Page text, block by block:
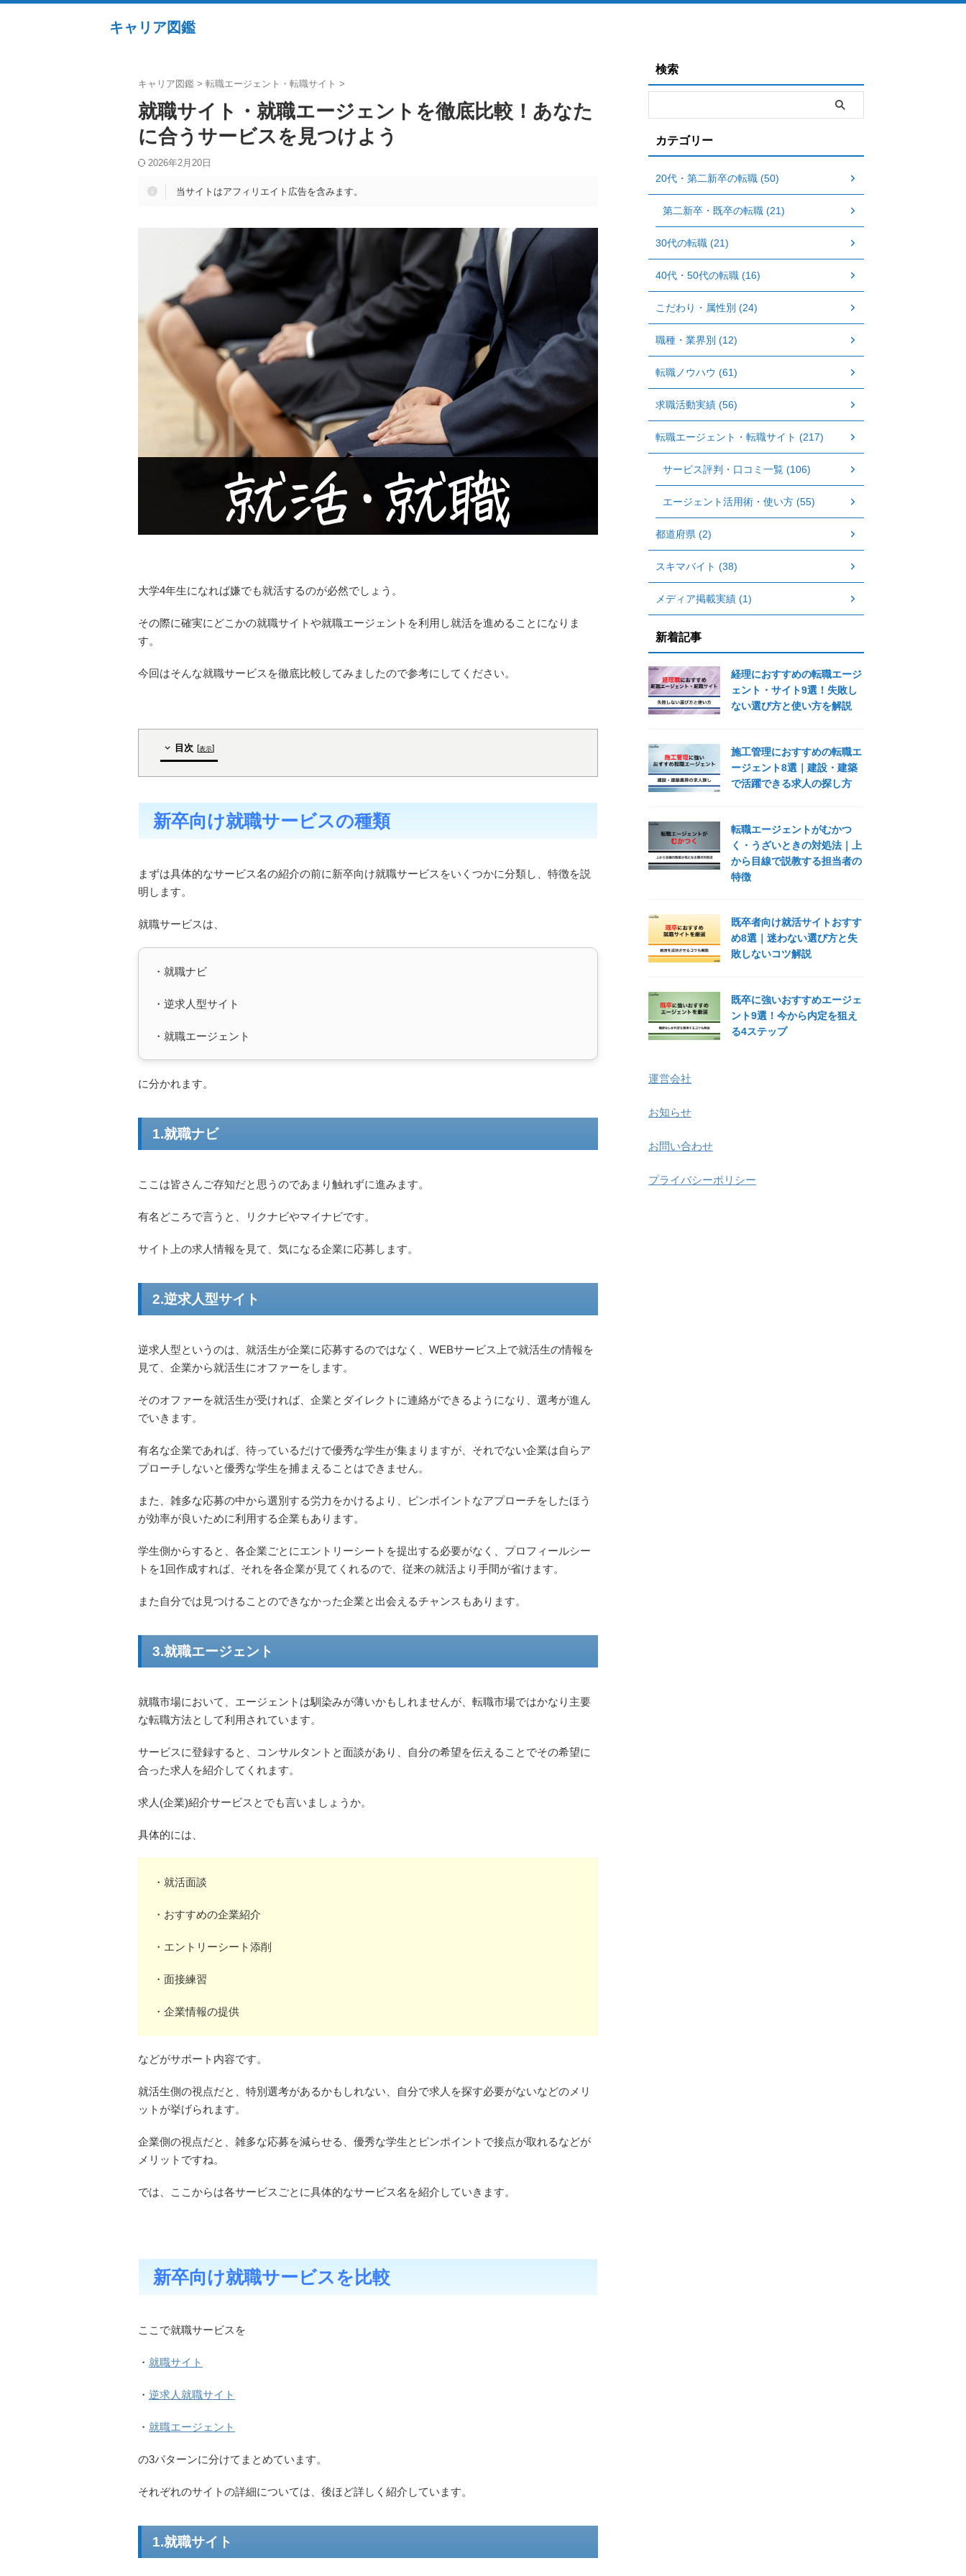
キャリア図鑑
キャリア図鑑 > 転職エージェント・転職サイト >
就職サイト・就職エージェントを徹底比較！あなた
に合うサービスを見つけよう
2026年2月20日
当サイトはアフィリエイト広告を含みます。
大学4年生になれば嫌でも就活するのが必然でしょう。
その際に確実にどこかの就職サイトや就職エージェントを利用し就活を進めることになりま
す。
今回はそんな就職サービスを徹底比較してみましたので参考にしてください。
目次 [表示]
新卒向け就職サービスの種類
まずは具体的なサービス名の紹介の前に新卒向け就職サービスをいくつかに分類し、特徴を説
明します。
就職サービスは、
・就職ナビ
・逆求人型サイト
・就職エージェント
に分かれます。
1.就職ナビ
ここは皆さんご存知だと思うのであまり触れずに進みます。
有名どころで言うと、リクナビやマイナビです。
サイト上の求人情報を見て、気になる企業に応募します。
2.逆求人型サイト
逆求人型というのは、就活生が企業に応募するのではなく、WEBサービス上で就活生の情報を
見て、企業から就活生にオファーをします。
そのオファーを就活生が受ければ、企業とダイレクトに連絡ができるようになり、選考が進ん
でいきます。
有名な企業であれば、待っているだけで優秀な学生が集まりますが、それでない企業は自らア
プローチしないと優秀な学生を捕まえることはできません。
また、雑多な応募の中から選別する労力をかけるより、ピンポイントなアプローチをしたほう
が効率が良いために利用する企業もあります。
学生側からすると、各企業ごとにエントリーシートを提出する必要がなく、プロフィールシー
トを1回作成すれば、それを各企業が見てくれるので、従来の就活より手間が省けます。
また自分では見つけることのできなかった企業と出会えるチャンスもあります。
3.就職エージェント
就職市場において、エージェントは馴染みが薄いかもしれませんが、転職市場ではかなり主要
な転職方法として利用されています。
サービスに登録すると、コンサルタントと面談があり、自分の希望を伝えることでその希望に
合った求人を紹介してくれます。
求人(企業)紹介サービスとでも言いましょうか。
具体的には、
・就活面談
・おすすめの企業紹介
・エントリーシート添削
・面接練習
・企業情報の提供
などがサポート内容です。
就活生側の視点だと、特別選考があるかもしれない、自分で求人を探す必要がないなどのメリ
ットが挙げられます。
企業側の視点だと、雑多な応募を減らせる、優秀な学生とピンポイントで接点が取れるなどが
メリットですね。
では、ここからは各サービスごとに具体的なサービス名を紹介していきます。
新卒向け就職サービスを比較
ここで就職サービスを
・ 就職サイト
・ 逆求人就職サイト
・ 就職エージェント
の3パターンに分けてまとめています。
それぞれのサイトの詳細については、後ほど詳しく紹介しています。
1.就職サイト
検索
カテゴリー
20代・第二新卒の転職 (50)
第二新卒・既卒の転職 (21)
30代の転職 (21)
40代・50代の転職 (16)
こだわり・属性別 (24)
職種・業界別 (12)
転職ノウハウ (61)
求職活動実績 (56)
転職エージェント・転職サイト (217)
サービス評判・口コミ一覧 (106)
エージェント活用術・使い方 (55)
都道府県 (2)
スキマバイト (38)
メディア掲載実績 (1)
新着記事
経理におすすめの転職エージ
ェント・サイト9選！失敗し
ない選び方と使い方を解説
施工管理におすすめの転職エ
ージェント8選｜建設・建築
で活躍できる求人の探し方
転職エージェントがむかつ
く・うざいときの対処法｜上
から目線で説教する担当者の
特徴
既卒者向け就活サイトおすす
め8選｜迷わない選び方と失
敗しないコツ解説
既卒に強いおすすめエージェ
ント9選！今から内定を狙え
る4ステップ
運営会社
お知らせ
お問い合わせ
プライバシーポリシー